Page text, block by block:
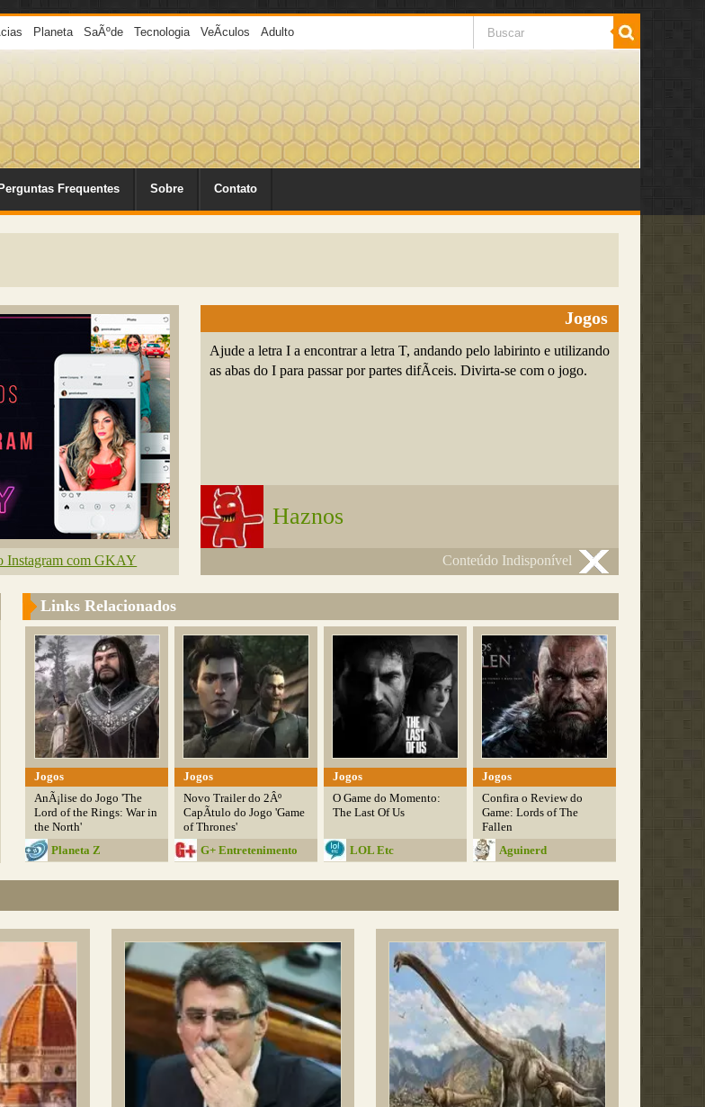
Planeta SaÃºde Tecnologia VeÃ­culos Adulto
Perguntas Frequentes Sobre Contato
Instagram com GKAY
Jogos
Ajude a letra I a encontrar a letra T, andando pelo labirinto e utilizando
as abas do I para passar por partes difÃ­ceis. Divirta-se com o jogo.
Haznos
Conteúdo Indisponível
Links Relacionados
Jogos
AnÃ¡lise do Jogo 'The
Lord of the Rings: War in
the North'
Planeta Z
Jogos
Novo Trailer do 2Âº
CapÃ­tulo do Jogo 'Game
of Thrones'
G+ Entretenimento
Jogos
O Game do Momento:
The Last Of Us
LOL Etc
Jogos
Confira o Review do
Game: Lords of The
Fallen
Aguinerd